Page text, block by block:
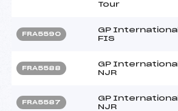
Tour
FRA5590
GP International
FIS
FRA5588
GP International
NJR
FRA5587
GP International
NJR